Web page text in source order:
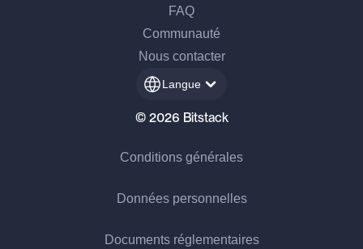
FAQ
Communauté
Nous contacter
Langue
© 2026 Bitstack
Conditions générales
Données personnelles
Documents réglementaires